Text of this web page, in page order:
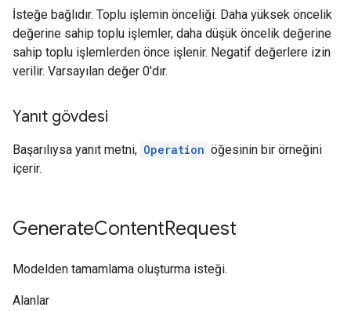
İsteğe bağlıdır. Toplu işlemin önceliği. Daha yüksek öncelik
değerine sahip toplu işlemler, daha düşük öncelik değerine
sahip toplu işlemlerden önce işlenir. Negatif değerlere izin
verilir. Varsayılan değer 0'dır.
Yanıt gövdesi
Başarılıysa yanıt metni, Operation öğesinin bir örneğini
içerir.
GenerateContentRequest
Modelden tamamlama oluşturma isteği.
Alanlar